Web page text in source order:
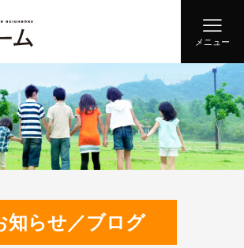
メニュー
知らせ／ブログ